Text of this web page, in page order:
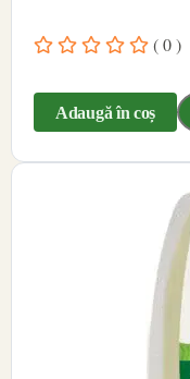
( 0 )
Adaugă în coș